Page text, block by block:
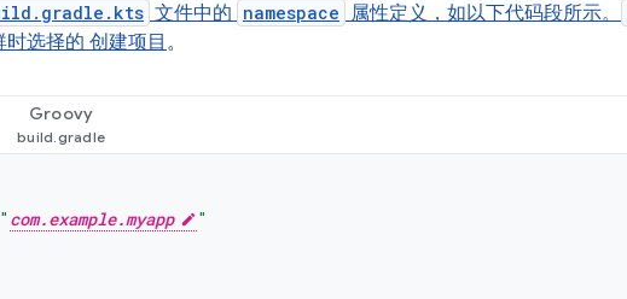
文件中的 namespace 属性定义，如以下代码段所示。
时选择的 创建项目 。
Groovy
" com.example.myapp
"